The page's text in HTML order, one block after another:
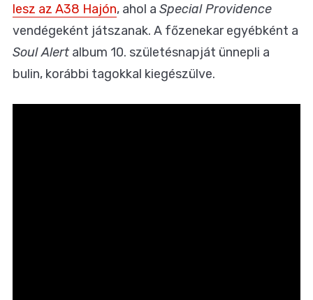
lesz az A38 Hajón, ahol a Special Providence
vendégeként játszanak. A főzenekar egyébként a
Soul Alert album 10. születésnapját ünnepli a
bulin, korábbi tagokkal kiegészülve.